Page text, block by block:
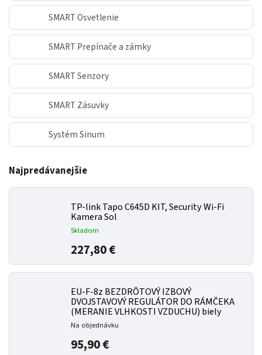
SMART Osvetlenie
SMART Prepínače a zámky
SMART Senzory
SMART Zásuvky
Systém Sinum
Najpredávanejšie
TP-link Tapo C645D KIT, Security Wi-Fi
Kamera Sol
Skladom
227,80 €
EU-F-8z BEZDRÔTOVÝ IZBOVÝ
DVOJSTAVOVÝ REGULÁTOR DO RÁMČEKA
(MERANIE VLHKOSTI VZDUCHU) biely
Na objednávku
95,90 €